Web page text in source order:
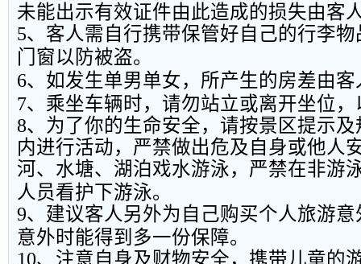
未能出示有效证件由此造成的损失由客
5、客人需自行携带保管好自己的行李
门窗以防被盗。
6、如发生单男单女，所产生的房差由客
7、乘坐车辆时，请勿站立或离开坐位
8、为了你的生命安全，请按景区提示
内进行活动，严禁做出危及自身或他人
河、水塘、湖泊戏水游泳，严禁在非游
人员看护下游泳。
9、建议客人另外为自己购买个人旅游
意外时能得到多一份保障。
10、注意自身及财物安全，携带儿童的